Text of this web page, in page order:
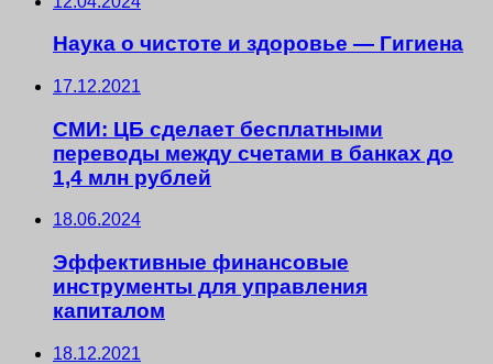
Наука о чистоте и здоровье — Гигиена
17.12.2021
СМИ: ЦБ сделает бесплатными
переводы между счетами в банках до
1,4 млн рублей
18.06.2024
Эффективные финансовые
инструменты для управления
капиталом
18.12.2021